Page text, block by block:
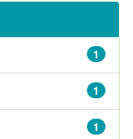
1
1
1